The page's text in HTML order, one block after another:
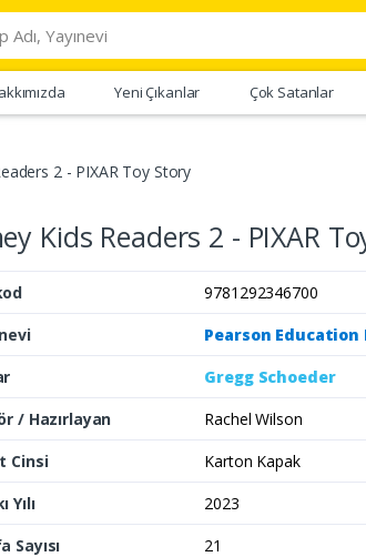
Yeni Çıkanlar Çok Satanlar
2 - PIXAR Toy Story
Kids Readers 2 - PIXAR
9781292346700
Pearson
Gregg Schoeder
/ Hazırlayan
Rachel Wilson
Cinsi
Karton Kapak
Yılı
2023
Sayısı
21